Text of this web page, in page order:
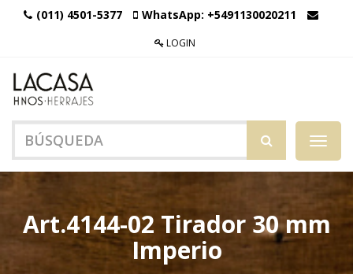
(011) 4501-5377 WhatsApp: +5491130020211
LOGIN
Menú
de
Art.4144-02 Tirador 30 mm
Imperio